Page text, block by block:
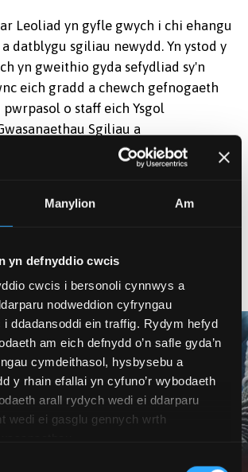
Manylion Am
yn defnyddio cwcis
cwcis i bersonoli cynnwys a
nodweddion cyfryngau
ddadansoddi ein traffig. Rydym hefyd
am eich defnydd o’n safle gyda’n
cymdeithasol, hysbysebu a
y rhain efallai yn cyfuno’r wybodaeth
arall rydych wedi ei ddarparu
wedi ei gasglu gennych wrth
Leoliad yn gyfle gwych i chi ehangu
datblygu sgiliau newydd. Yn ystod y
yn gweithio gyda sefydliad sy'n
eich gradd a chewch gefnogaeth
o staff eich Ysgol
Sgiliau a
y Brifysgol.
ddefnyddiol mewn byd gwaith.
cwblhau’r lleoliad, rydych yn siwr